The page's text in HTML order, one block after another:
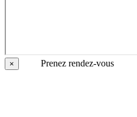
× Prenez rendez-vous